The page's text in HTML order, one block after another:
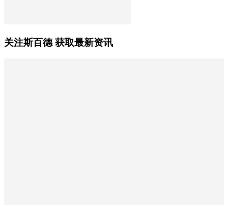
关注斯百德 获取最新资讯